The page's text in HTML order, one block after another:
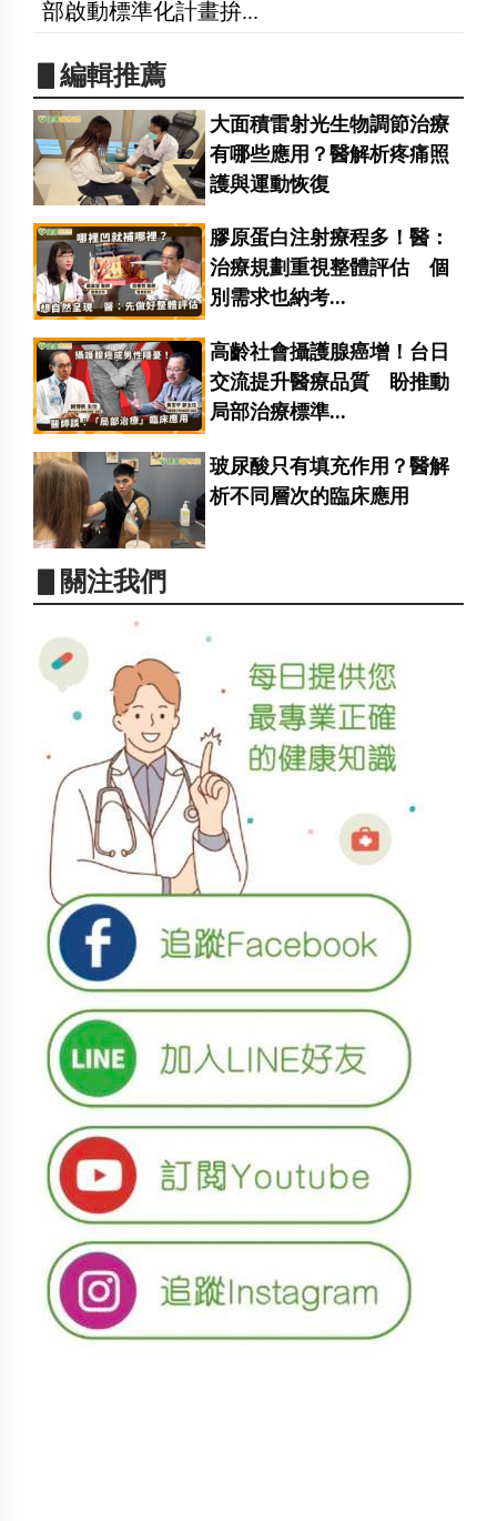
部啟動標準化計畫拚...
▋編輯推薦
大面積雷射光生物調節治療
有哪些應用？醫解析疼痛照
護與運動恢復
膠原蛋白注射療程多！醫：
治療規劃重視整體評估 個
別需求也納考...
高齡社會攝護腺癌增！台日
交流提升醫療品質 盼推動
局部治療標準...
玻尿酸只有填充作用？醫解
析不同層次的臨床應用
▋關注我們